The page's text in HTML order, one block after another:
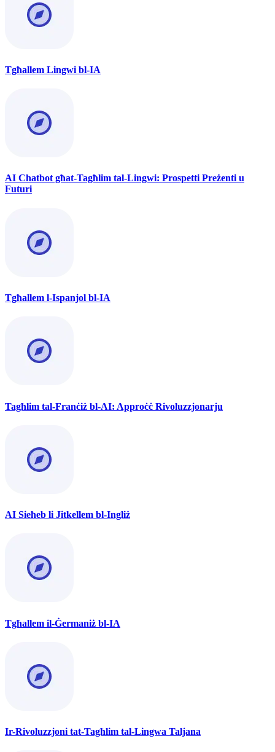
Tgħallem Lingwi bl-IA
AI Chatbot għat-Tagħlim tal-Lingwi: Prospetti Preżenti u
Futuri
Tgħallem l-Ispanjol bl-IA
Tagħlim tal-Franċiż bl-AI: Approċċ Rivoluzzjonarju
AI Sieħeb li Jitkellem bl-Ingliż
Tgħallem il-Ġermaniż bl-IA
Ir-Rivoluzzjoni tat-Tagħlim tal-Lingwa Taljana